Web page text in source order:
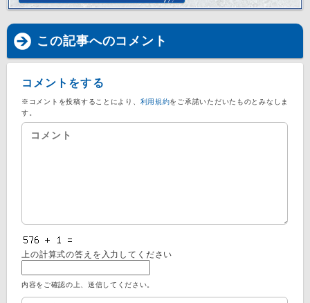
この記事へのコメント
コメントをする
※コメントを投稿することにより、 利用規約をご承諾いただいたものとみなしま
す。
上の計算式の答えを入力してください
内容をご確認の上、送信してください。